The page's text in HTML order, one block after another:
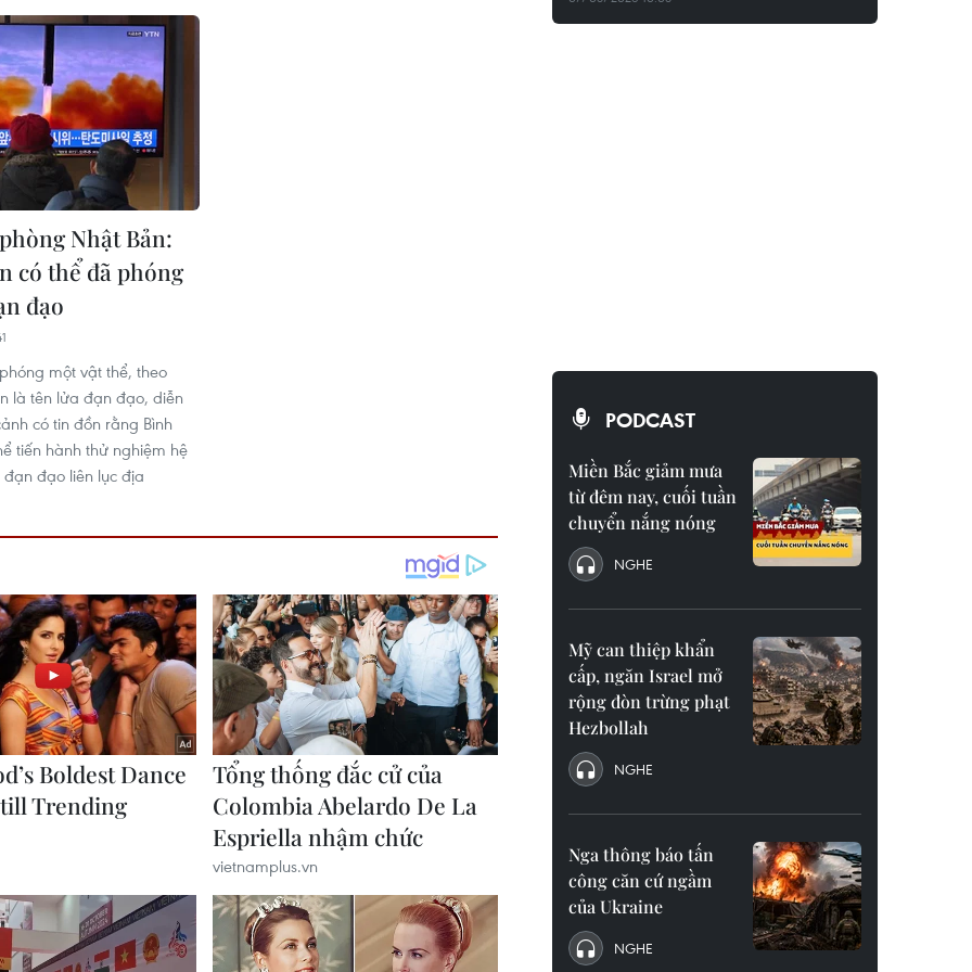
Nhật Bản:
có thể đã phóng
đạo
một vật thể, theo
là tên lửa đạn đạo, diễn
có tin đồn rằng Bình
tiến hành thử nghiệm hệ
đạo liên lục địa
PODCAST
Miền Bắc giảm mưa
từ đêm nay, cuối tuần
chuyển nắng nóng
NGHE
Mỹ can thiệp khẩn
cấp, ngăn Israel mở
rộng đòn trừng phạt
Hezbollah
NGHE
Nga thông báo tấn
công căn cứ ngầm
của Ukraine
NGHE